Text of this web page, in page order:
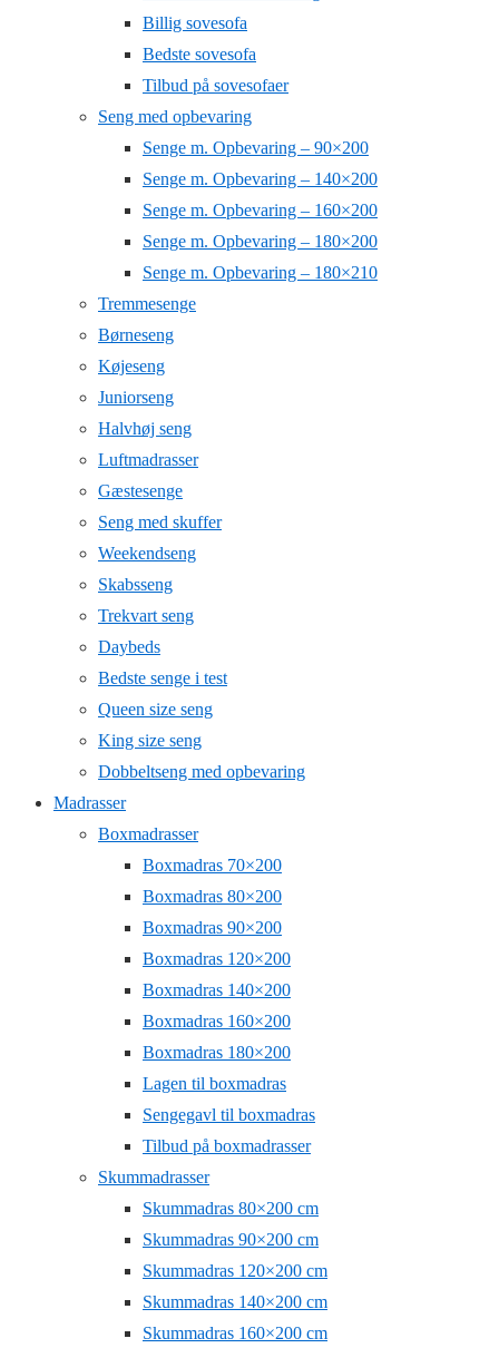
Billig sovesofa
Bedste sovesofa
Tilbud på sovesofaer
Seng med opbevaring
Senge m. Opbevaring – 90×200
Senge m. Opbevaring – 140×200
Senge m. Opbevaring – 160×200
Senge m. Opbevaring – 180×200
Senge m. Opbevaring – 180×210
Tremmesenge
Børneseng
Køjeseng
Juniorseng
Halvhøj seng
Luftmadrasser
Gæstesenge
Seng med skuffer
Weekendseng
Skabsseng
Trekvart seng
Daybeds
Bedste senge i test
Queen size seng
King size seng
Dobbeltseng med opbevaring
Madrasser
Boxmadrasser
Boxmadras 70×200
Boxmadras 80×200
Boxmadras 90×200
Boxmadras 120×200
Boxmadras 140×200
Boxmadras 160×200
Boxmadras 180×200
Lagen til boxmadras
Sengegavl til boxmadras
Tilbud på boxmadrasser
Skummadrasser
Skummadras 80×200 cm
Skummadras 90×200 cm
Skummadras 120×200 cm
Skummadras 140×200 cm
Skummadras 160×200 cm